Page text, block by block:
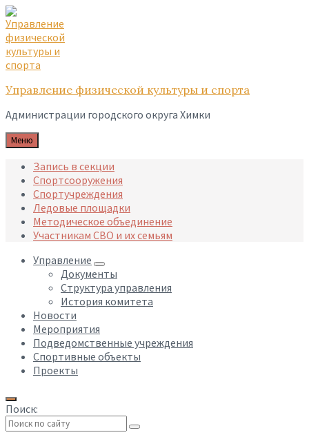
Skip
to
content
Skip
to
main
navigation
Skip
to
footer
Управление физической культуры и спорта
Администрации городского округа Химки
Меню
Запись в секции
Спортсооружения
Спортучреждения
Ледовые площадки
Методическое объединение
Участникам СВО и их семьям
Управление
Документы
Структура управления
История комитета
Новости
Мероприятия
Подведомственные учреждения
Спортивные объекты
Проекты
Поиск: